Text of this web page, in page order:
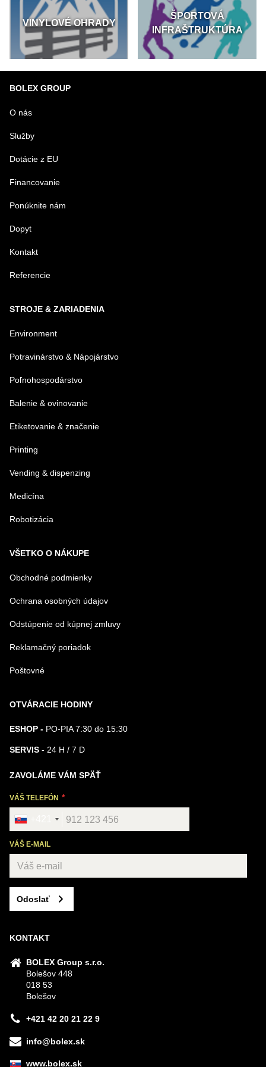
VINYLOVÉ OHRADY
ŠPORTOVÁ
INFRAŠTRUKTÚRA
BOLEX GROUP
O nás
Služby
Dotácie z EU
Financovanie
Ponúknite nám
Dopyt
Kontakt
Referencie
STROJE & ZARIADENIA
Environment
Potravinárstvo & Nápojárstvo
Poľnohospodárstvo
Balenie & ovinovanie
Etiketovanie & značenie
Printing
Vending & dispenzing
Medicína
Robotizácia
VŠETKO O NÁKUPE
Obchodné podmienky
Ochrana osobných údajov
Odstúpenie od kúpnej zmluvy
Reklamačný poriadok
Poštovné
OTVÁRACIE HODINY
ESHOP - PO-PIA 7:30 do 15:30
SERVIS - 24 H / 7 D
ZAVOLÁME VÁM SPÄŤ
VÁŠ TELEFÓN
VÁŠ E-MAIL
Odoslať
KONTAKT
BOLEX Group s.r.o.
Bolešov 448
018 53
Bolešov
+421 42 20 21 22 9
info@bolex.sk
www.bolex.sk